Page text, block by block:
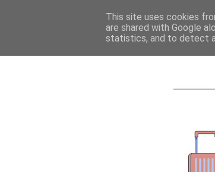
ACCUEIL A
This site uses cookies
are shared with Google
statistics, and to detect